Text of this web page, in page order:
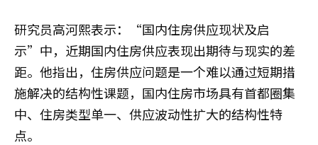
研究员高河熙表示：“国内住房供应现状及启
示”中，近期国内住房供应表现出期待与现实的差
距。他指出，住房供应问题是一个难以通过短期措
施解决的结构性课题，国内住房市场具有首都圈集
中、住房类型单一、供应波动性扩大的结构性特
点。